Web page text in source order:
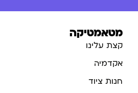
מטאמטיקה
קצת עלינו
אקדמיה
חנות ציוד